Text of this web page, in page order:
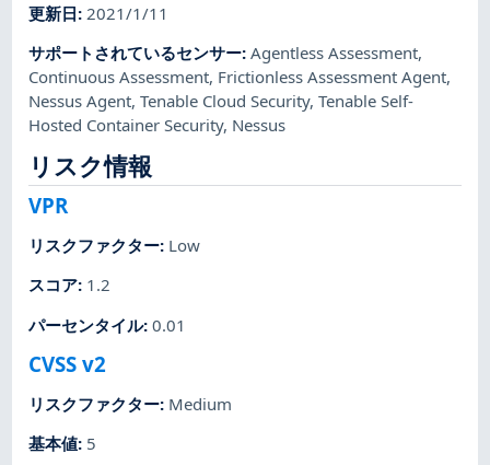
更新日: 2021/1/11
サポートされているセンサー:Agentless Assessment,
Continuous Assessment, Frictionless Assessment Agent,
Nessus Agent,Tenable Cloud Security,Tenable Self-
Hosted Container Security, Nessus
リスク情報
VPR
リスクファクター: Low
スコア: 1.2
パーセンタイル:0.01
CVSS v2
リスクファクター: Medium
基本値: 5